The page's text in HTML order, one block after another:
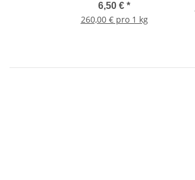
6,50 € *
260,00 € pro 1 kg